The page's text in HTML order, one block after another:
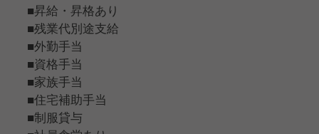
■昇給・昇格あり
■残業代別途支給
■外勤手当
■資格手当
■家族手当
■住宅補助手当
■制服貸与